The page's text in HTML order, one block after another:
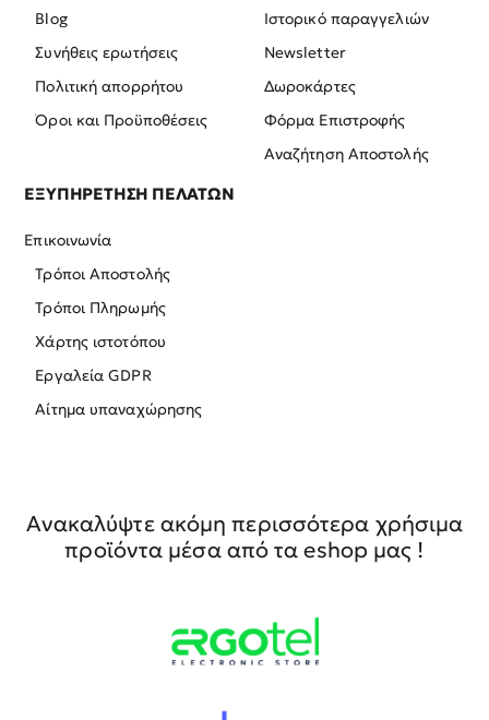
Blog
Συνήθεις ερωτήσεις
Πολιτική απορρήτου
Όροι και Προϋποθέσεις
Ιστορικό παραγγελιών
Newsletter
Δωροκάρτες
Φόρμα Επιστροφής
Αναζήτηση Αποστολής
ΕΞΥΠΗΡΕΤΗΣΗ ΠΕΛΑΤΩΝ
Επικοινωνία
Τρόποι Αποστολής
Τρόποι Πληρωμής
Χάρτης ιστοτόπου
Εργαλεία GDPR
Αίτημα υπαναχώρησης
Ανακαλύψτε ακόμη περισσότερα χρήσιμα
προϊόντα μέσα από τα eshop μας !